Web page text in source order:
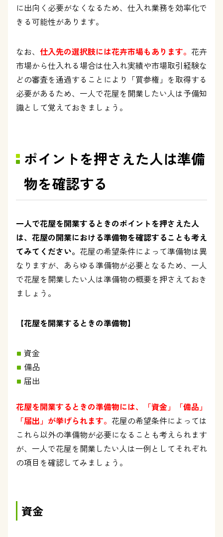
に出向く必要がなくなるため、仕入れ業務を効率化で
きる可能性があります。
なお、 仕入先の選択肢には花卉市場もあります。 花卉
市場から仕入れる場合は仕入れ実績や市場取引経験な
どの審査を通過することにより「買参権」を取得する
必要があるため、一人で花屋を開業したい人は予備知
識として覚えておきましょう。
ポイントを押さえた人は準備
物を確認する
一人で花屋を開業するときのポイントを押さえた人
は、花屋の開業における準備物を確認することも考え
てみてください。 花屋の希望条件によって準備物は異
なりますが、あらゆる準備物が必要となるため、一人
で花屋を開業したい人は準備物の概要を押さえておき
ましょう。
【花屋を開業するときの準備物】
資金
備品
届出
花屋を開業するときの準備物には、「資金」「備品」
「届出」が挙げられます。 花屋の希望条件によっては
これら以外の準備物が必要になることも考えられます
が、一人で花屋を開業したい人は一例としてそれぞれ
の項目を確認してみましょう。
資金